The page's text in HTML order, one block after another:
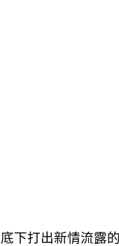
下打出新情流露